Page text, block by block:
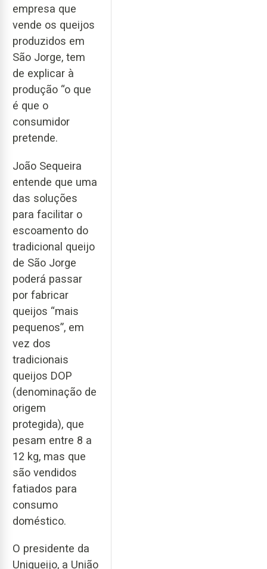
empresa que
vende os queijos
produzidos em
São Jorge, tem
de explicar à
produção “o que
é que o
consumidor
pretende.
João Sequeira
entende que uma
das soluções
para facilitar o
escoamento do
tradicional queijo
de São Jorge
poderá passar
por fabricar
queijos “mais
pequenos”, em
vez dos
tradicionais
queijos DOP
(denominação de
origem
protegida), que
pesam entre 8 a
12 kg, mas que
são vendidos
fatiados para
consumo
doméstico.
O presidente da
Uniqueijo, a União